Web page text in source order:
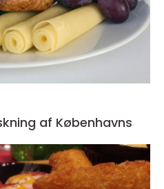
af Københavns